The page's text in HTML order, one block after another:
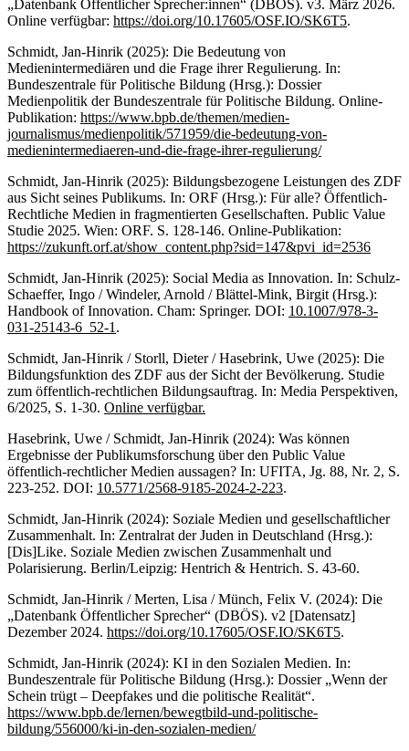
„Datenbank Öffentlicher Sprecher:innen“ (DBÖS). v3. März 2026.
Online verfügbar: https://doi.org/10.17605/OSF.IO/SK6T5.
Schmidt, Jan-Hinrik (2025): Die Bedeutung von
Medienintermediären und die Frage ihrer Regulierung. In:
Bundeszentrale für Politische Bildung (Hrsg.): Dossier
Medienpolitik der Bundeszentrale für Politische Bildung. Online-
Publikation: https://www.bpb.de/themen/medien-
journalismus/medienpolitik/571959/die-bedeutung-von-
medienintermediaeren-und-die-frage-ihrer-regulierung/
Schmidt, Jan-Hinrik (2025): Bildungsbezogene Leistungen des ZDF
aus Sicht seines Publikums. In: ORF (Hrsg.): Für alle? Öffentlich-
Rechtliche Medien in fragmentierten Gesellschaften. Public Value
Studie 2025. Wien: ORF. S. 128-146. Online-Publikation:
https://zukunft.orf.at/show_content.php?sid=147&pvi_id=2536
Schmidt, Jan-Hinrik (2025): Social Media as Innovation. In: Schulz-
Schaeffer, Ingo / Windeler, Arnold / Blättel-Mink, Birgit (Hrsg.):
Handbook of Innovation. Cham: Springer. DOI: 10.1007/978-3-
031-25143-6_52-1 .
Schmidt, Jan-Hinrik / Storll, Dieter / Hasebrink, Uwe (2025): Die
Bildungsfunktion des ZDF aus der Sicht der Bevölkerung. Studie
zum öffentlich-rechtlichen Bildungsauftrag. In: Media Perspektiven,
6/2025, S. 1-30. Online verfügbar.
Hasebrink, Uwe / Schmidt, Jan-Hinrik (2024): Was können
Ergebnisse der Publikumsforschung über den Public Value
öffentlich-rechtlicher Medien aussagen? In: UFITA, Jg. 88, Nr. 2, S.
223-252. DOI: 10.5771/2568-9185-2024-2-223.
Schmidt, Jan-Hinrik (2024): Soziale Medien und gesellschaftlicher
Zusammenhalt. In: Zentralrat der Juden in Deutschland (Hrsg.):
[Dis]Like. Soziale Medien zwischen Zusammenhalt und
Polarisierung. Berlin/Leipzig: Hentrich & Hentrich. S. 43-60.
Schmidt, Jan-Hinrik / Merten, Lisa / Münch, Felix V. (2024): Die
„Datenbank Öffentlicher Sprecher“ (DBÖS). v2 [Datensatz]
Dezember 2024. https://doi.org/10.17605/OSF.IO/SK6T5.
Schmidt, Jan-Hinrik (2024): KI in den Sozialen Medien. In:
Bundeszentrale für Politische Bildung (Hrsg.): Dossier „Wenn der
Schein trügt – Deepfakes und die politische Realität“.
https://www.bpb.de/lernen/bewegtbild-und-politische-
bildung/556000/ki-in-den-sozialen-medien/